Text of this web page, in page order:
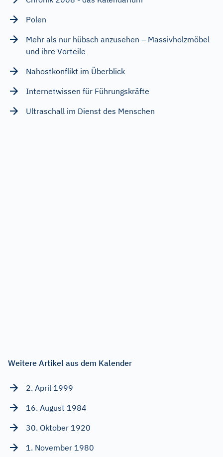
Polen
Mehr als nur hübsch anzusehen – Massivholzmöbel
und ihre Vorteile
Nahostkonflikt im Überblick
Internetwissen für Führungskräfte
Ultraschall im Dienst des Menschen
Weitere Artikel aus dem Kalender
2. April 1999
16. August 1984
30. Oktober 1920
1. November 1980